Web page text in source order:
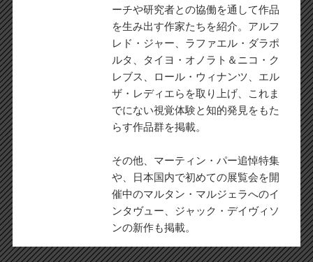
ーチや研究者との協働を通して作品
を生み出す作家たちを紹介。アルフ
レド・ジャー、ラファエル・ダラポ
ルタ、タイヨ・オノラト＆ニコ・ク
レブス、ロール・ウィナンツ、エル
ザ・レディエらを取り上げ、これま
でにない視覚体験と知的発見をもた
らす作品群を掲載。
その他、マーティン・パー追悼特集
や、日本国内で初めての展覧会を開
催中のマルタン・マルジェラへのイ
ンタヴュー、ジャック・デイヴィソ
ンの新作も掲載。